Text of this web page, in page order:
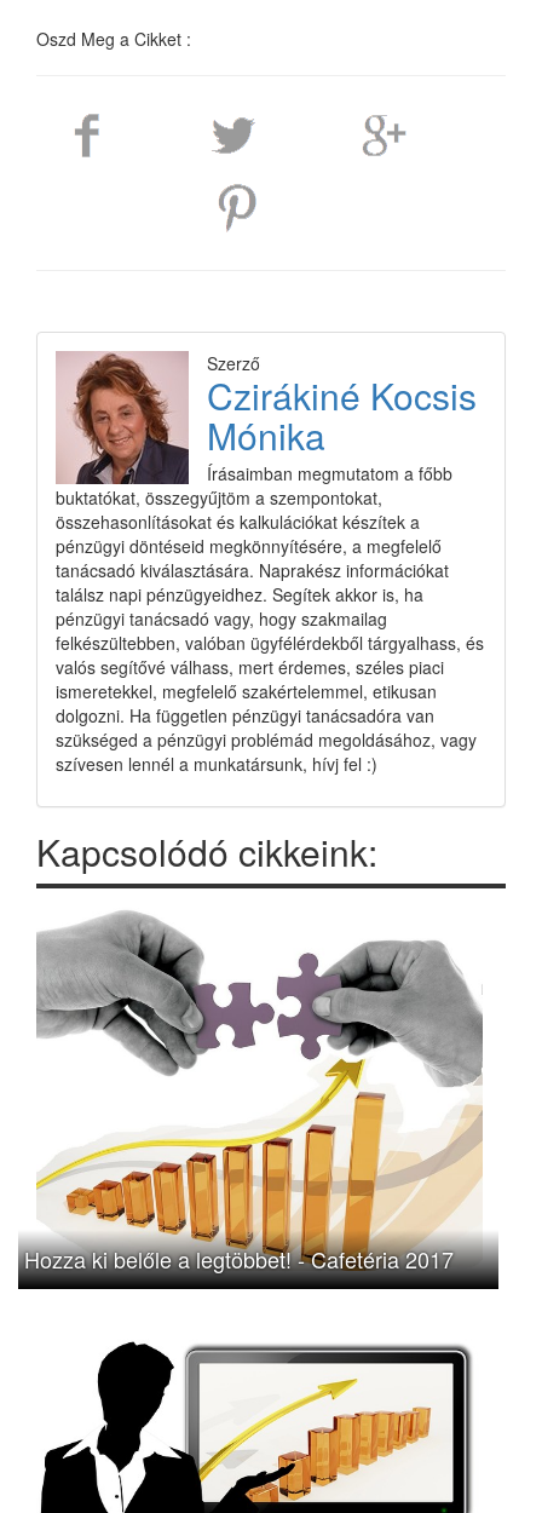
Oszd Meg a Cikket :
Szerző
Czirákiné Kocsis
Mónika
Írásaimban megmutatom a főbb
buktatókat, összegyűjtöm a szempontokat,
összehasonlításokat és kalkulációkat készítek a
pénzügyi döntéseid megkönnyítésére, a megfelelő
tanácsadó kiválasztására. Naprakész információkat
találsz napi pénzügyeidhez. Segítek akkor is, ha
pénzügyi tanácsadó vagy, hogy szakmailag
felkészültebben, valóban ügyfélérdekből tárgyalhass, és
valós segítővé válhass, mert érdemes, széles piaci
ismeretekkel, megfelelő szakértelemmel, etikusan
dolgozni. Ha független pénzügyi tanácsadóra van
szükséged a pénzügyi problémád megoldásához, vagy
szívesen lennél a munkatársunk, hívj fel :)
Kapcsolódó cikkeink:
Hozza ki belőle a legtöbbet! - Cafetéria 2017